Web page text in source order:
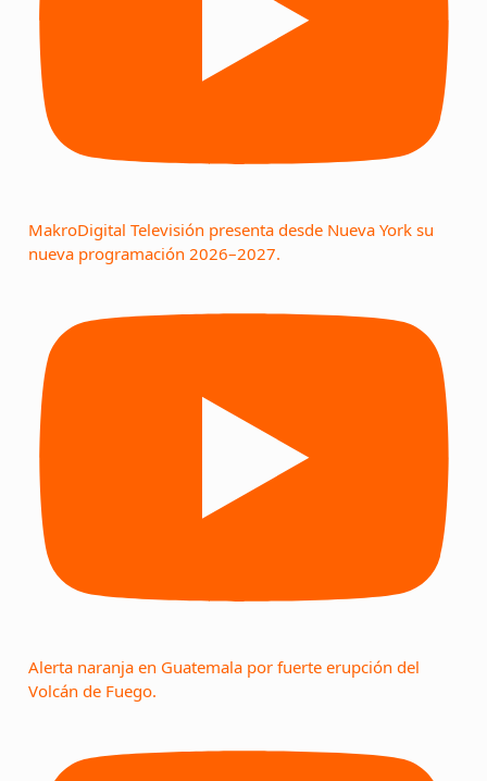
MakroDigital Televisión presenta desde Nueva York su
nueva programación 2026–2027.
Alerta naranja en Guatemala por fuerte erupción del
Volcán de Fuego.